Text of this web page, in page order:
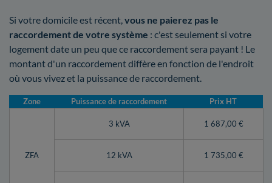
Si votre domicile est récent,vous ne paierez pas le
raccordement de votre système : c'est seulement si votre
logement date un peu que ce raccordement sera payant ! Le
montant d'un raccordement diffère en fonction de l'endroit
où vous vivez et la puissance de raccordement.
Zone Puissance de raccordement Prix HT
ZFA
3 kVA 1 687,00 €
12 kVA 1 735,00 €